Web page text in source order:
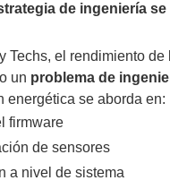
de ingeniería
Techs, el rendimiento de
un problema de
energética se aborda en:
firmware
de sensores
a nivel de sistema